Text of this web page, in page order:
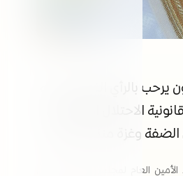
يرحب بالرأي الذي أصدرته
الاحتلال الإسرائيلي
وغزة منذ 57 عاماً
العام لمجلس التعاون لدول